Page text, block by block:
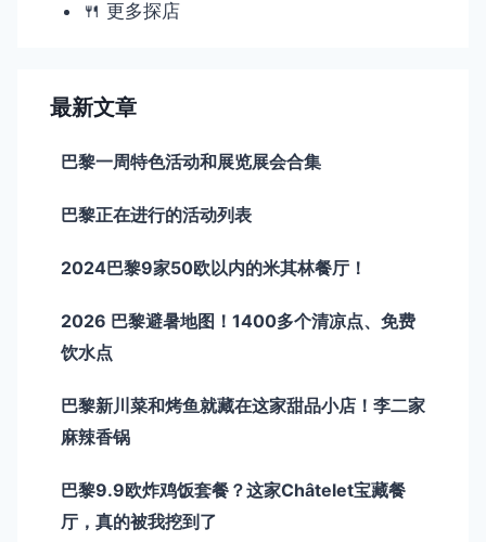
🍴 更多探店
最新文章
巴黎一周特色活动和展览展会合集
巴黎正在进行的活动列表
2024巴黎9家50欧以内的米其林餐厅！
2026 巴黎避暑地图！1400多个清凉点、免费
饮水点
巴黎新川菜和烤鱼就藏在这家甜品小店！李二家
麻辣香锅
巴黎9.9欧炸鸡饭套餐？这家Châtelet宝藏餐
厅，真的被我挖到了